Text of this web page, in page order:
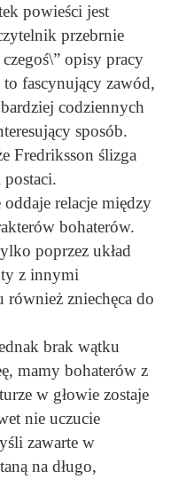
powieści jest
przebrnie
opisy pracy
fascynujący zawód,
codziennych
sposób.
Fredriksson ślizga
relacje między
bohaterów.
poprzez układ
z innymi
również zniechęca do
brak wątku
mamy bohaterów z
w głowie zostaje
nie uczucie
zawarte w
na długo,